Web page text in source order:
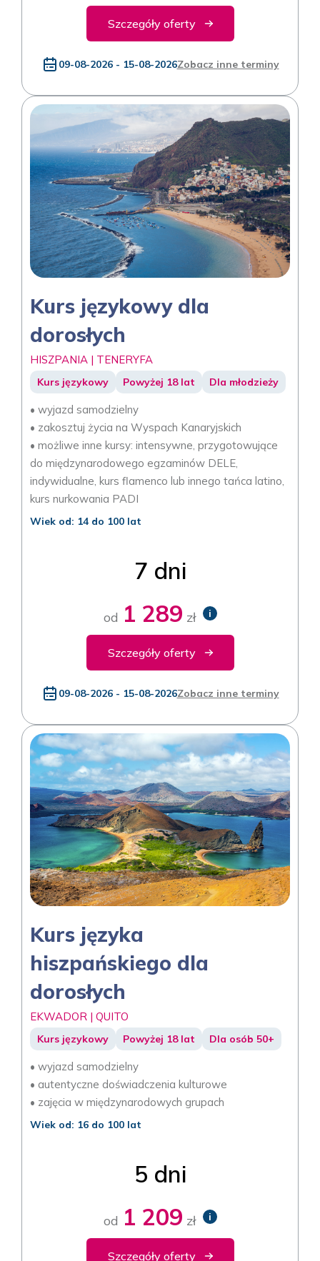
Szczegóły oferty
09-08-2026 - 15-08-2026Zobacz inne terminy
Kurs językowy dla
dorosłych
HISZPANIA | TENERYFA
Kurs językowy Powyżej 18 lat Dla młodzieży
• wyjazd samodzielny
• zakosztuj życia na Wyspach Kanaryjskich
• możliwe inne kursy: intensywne, przygotowujące
do międzynarodowego egzaminów DELE,
indywidualne, kurs flamenco lub innego tańca latino,
kurs nurkowania PADI
Wiek od: 14 do 100 lat
7 dni
od 1 289 zł i
Szczegóły oferty
09-08-2026 - 15-08-2026Zobacz inne terminy
Kurs języka
hiszpańskiego dla
dorosłych
EKWADOR | QUITO
Kurs językowy Powyżej 18 lat Dla osób 50+
• wyjazd samodzielny
• autentyczne doświadczenia kulturowe
• zajęcia w międzynarodowych grupach
Wiek od: 16 do 100 lat
5 dni
od 1 209 zł i
Szczegóły oferty